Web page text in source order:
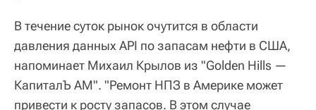
В течение суток рынок очутится в области
давления данных API по запасам нефти в США,
напоминает Михаил Крылов из "Golden Hills —
КапиталЪ АМ". "Ремонт НПЗ в Америке может
привести к росту запасов. В этом случае